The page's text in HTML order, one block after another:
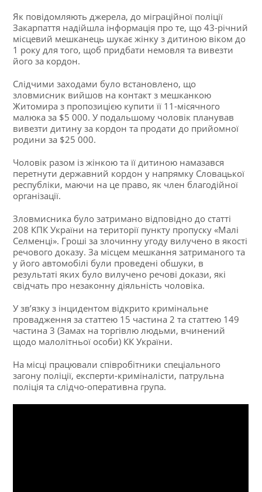
Як повідомляють джерела, до міграційної поліції
Закарпаття надійшла інформація про те, що 43-річний
місцевий мешканець шукає жінку з дитиною віком до
1 року для того, щоб придбати немовля та вивезти
його за кордон.
Слідчими заходами було встановлено, що
зловмисник вийшов на контакт з мешканкою
Житомира з пропозицією купити її 11-місячного
малюка за $5 000. У подальшому чоловік планував
вивезти дитину за кордон та продати до прийомної
родини за $25 000.
Чоловік разом із жінкою та її дитиною намазався
перетнути державний кордон у напрямку Словацької
республіки, маючи на це право, як член благодійної
організації.
Зловмисника було затримано відповідно до статті
208 КПК України на території пункту пропуску «Малі
Селменці». Гроші за злочинну угоду вилучено в якості
речового доказу. За місцем мешкання затриманого та
у його автомобілі були проведені обшуки, в
результаті яких було вилучено речові докази, які
свідчать про незаконну діяльність чоловіка.
У зв’язку з інцидентом відкрито кримінальне
провадження за статтею 15 частина 2 та статтею 149
частина 3 (Замах на торгівлю людьми, вчинений
щодо малолітньої особи) КК України.
На місці працювали співробітники спеціального
загону поліції, експерти-криміналісти, патрульна
поліція та слідчо-оперативна група.